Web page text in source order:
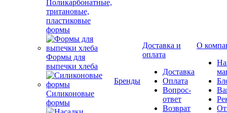
Поликарбонатные,
тритановые,
пластиковые
формы
Формы для
выпечки хлеба
Силиконовые
формы
Бренды
Доставка и
оплата
Доставка
Оплата
Вопрос-
ответ
Возврат
О